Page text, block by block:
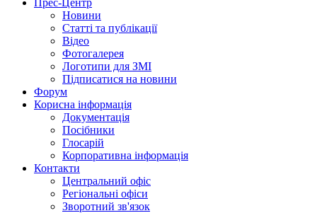
Прес-Центр
Новини
Статті та публікації
Відео
Фотогалерея
Логотипи для ЗМІ
Підписатися на новини
Форум
Корисна інформація
Документація
Посібники
Глосарій
Корпоративна інформація
Контакти
Центральний офіс
Регіональні офіси
Зворотний зв'язок